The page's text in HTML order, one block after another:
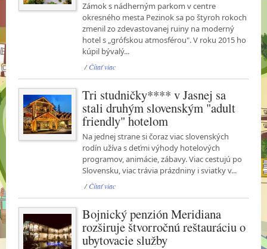
Zámok s nádherným parkom v centre
okresného mesta Pezinok sa po štyroh rokoch
zmenil zo zdevastovanej ruiny na moderný
hotel s „grófskou atmosférou". V roku 2015 ho
kúpil bývalý...
/Čítať viac
Tri studničky**** v Jasnej sa
stali druhým slovenským "adult
friendly" hotelom
Na jednej strane si čoraz viac slovenských
rodín užíva s deťmi výhody hotelových
programov, animácie, zábavy. Viac cestujú po
Slovensku, viac trávia prázdniny i sviatky v...
/Čítať viac
Bojnický penzión Meridiana
rozširuje štvorročnú reštauráciu o
ubytovacie služby